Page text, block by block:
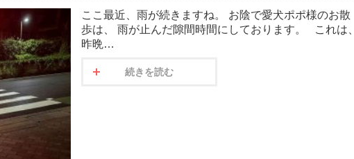
ここ最近、雨が続きますね。 お陰で愛犬ポポ様のお散
歩は、 雨が止んだ隙間時間にしております。 これは、
昨晩…
続きを読む